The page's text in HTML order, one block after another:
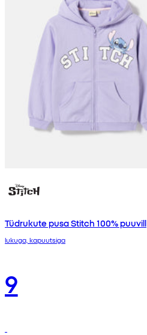
Tüdrukute pusa Stitch 100% puuvill
lukuga, kapuutsiga
9